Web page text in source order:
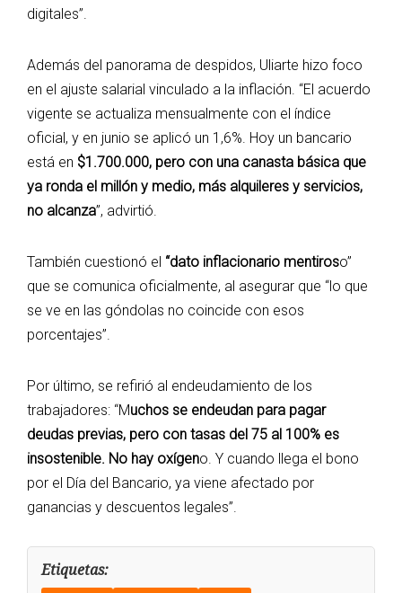
digitales”.
Además del panorama de despidos, Uliarte hizo foco
en el ajuste salarial vinculado a la inflación. “El acuerdo
vigente se actualiza mensualmente con el índice
oficial, y en junio se aplicó un 1,6%. Hoy un bancario
está en $1.700.000, pero con una canasta básica que
ya ronda el millón y medio, más alquileres y servicios,
no alcanza”, advirtió.
También cuestionó el “dato inflacionario mentiroso”
que se comunica oficialmente, al asegurar que “lo que
se ve en las góndolas no coincide con esos
porcentajes”.
Por último, se refirió al endeudamiento de los
trabajadores: “Muchos se endeudan para pagar
deudas previas, pero con tasas del 75 al 100% es
insostenible. No hay oxígeno. Y cuando llega el bono
por el Día del Bancario, ya viene afectado por
ganancias y descuentos legales”.
Etiquetas: